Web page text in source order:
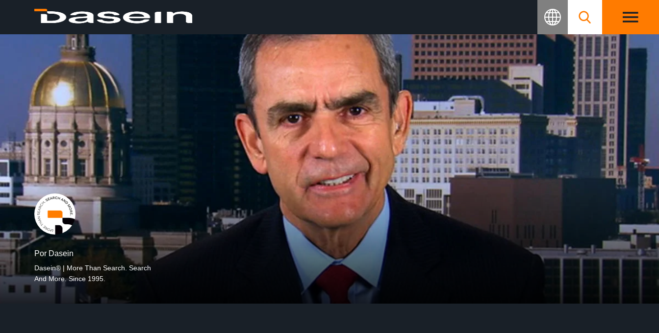
Por Dasein
Dasein® | More Than Search. Search
And More. Since 1995.